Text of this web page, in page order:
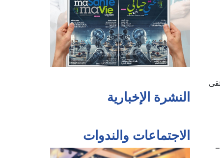
في تنظيم الملتقى
النشرة الإخبارية
الاجتماعات والندوات